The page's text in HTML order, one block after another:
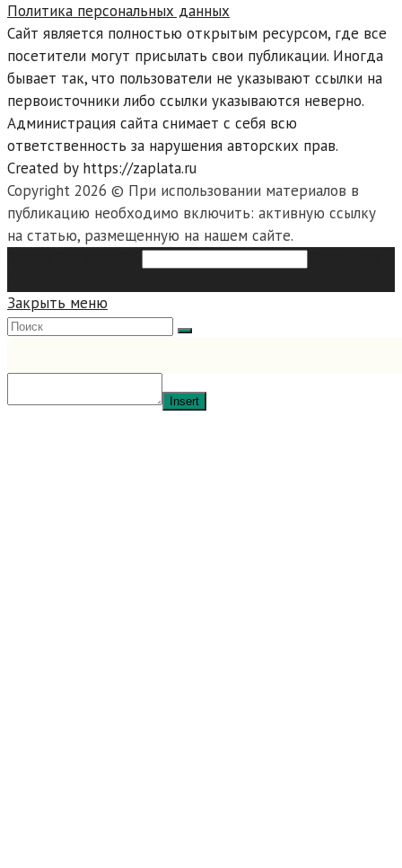
Политика персональных данных
Сайт является полностью открытым ресурсом, где все
посетители могут присылать свои публикации. Иногда
бывает так, что пользователи не указывают ссылки на
первоисточники либо ссылки указываются неверно.
Администрация сайта снимает с себя всю
ответственность за нарушения авторских прав.
Created by https://zaplata.ru
Copyright 2026 © При использовании материалов в
публикацию необходимо включить: активную ссылку
на статью, размещенную на нашем сайте.
Закрыть меню
Insert